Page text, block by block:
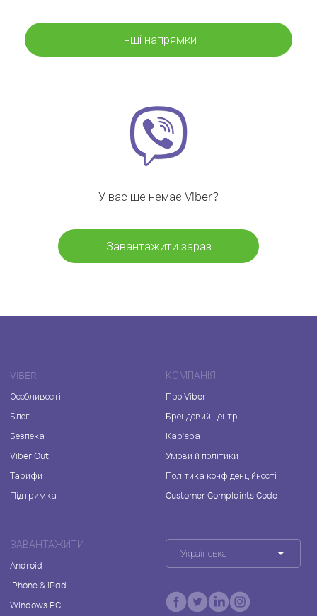
Інші напрямки
У вас ще немає Viber?
Завантажити зараз
VIBER
Особливості
Блог
Безпека
Viber Out
Тарифи
Підтримка
КОМПАНІЯ
Про Viber
Брендовий центр
Кар'єра
Умови й політики
Політика конфіденційності
Customer Complaints Code
ЗАВАНТАЖИТИ
Android
iPhone & iPad
Windows PC
Українська